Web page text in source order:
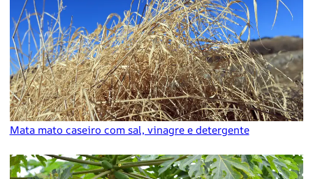
Mata mato caseiro com sal, vinagre e detergente